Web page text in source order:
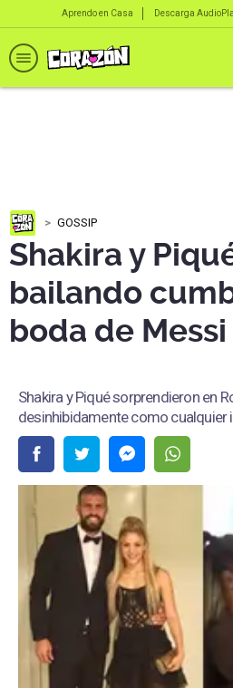
Aprendo en Casa Descarga
GOSSIP
Shakira y
bailando
boda de Messi
Shakira y Piqué sorprendieron en
desinhibidamente como cualquier